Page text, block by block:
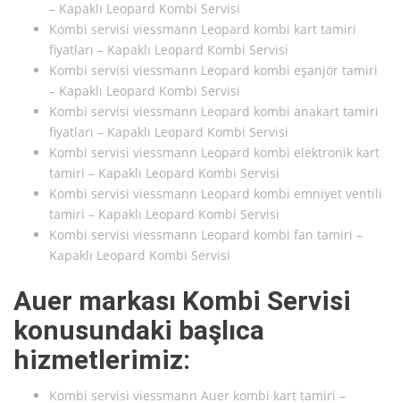
– Kapaklı Leopard Kombi Servisi
Kombi servisi viessmann Leopard kombi kart tamiri
fiyatları – Kapaklı Leopard Kombi Servisi
Kombi servisi viessmann Leopard kombi eşanjör tamiri
– Kapaklı Leopard Kombi Servisi
Kombi servisi viessmann Leopard kombi anakart tamiri
fiyatları – Kapaklı Leopard Kombi Servisi
Kombi servisi viessmann Leopard kombi elektronik kart
tamiri – Kapaklı Leopard Kombi Servisi
Kombi servisi viessmann Leopard kombi emniyet ventili
tamiri – Kapaklı Leopard Kombi Servisi
Kombi servisi viessmann Leopard kombi fan tamiri –
Kapaklı Leopard Kombi Servisi
Auer markası Kombi Servisi
konusundaki başlıca
hizmetlerimiz:
Kombi servisi viessmann Auer kombi kart tamiri –